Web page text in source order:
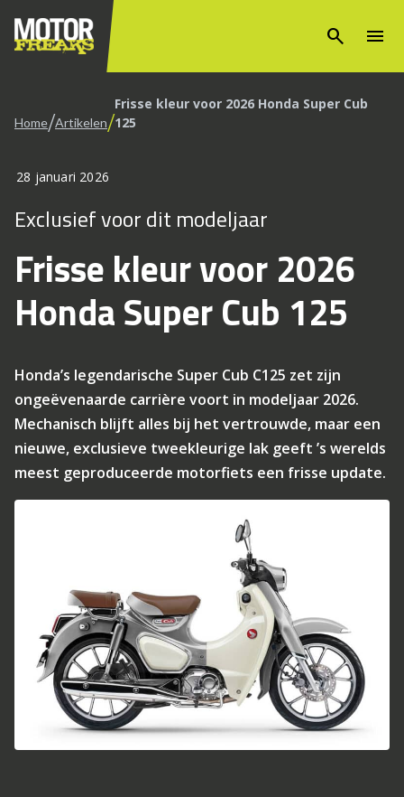
search menu
Home/Artikelen/Frisse kleur voor 2026 Honda Super Cub
125
28 januari 2026
Exclusief voor dit modeljaar
Frisse kleur voor 2026
Honda Super Cub 125
Honda’s legendarische Super Cub C125 zet zijn
ongeëvenaarde carrière voort in modeljaar 2026.
Mechanisch blijft alles bij het vertrouwde, maar een
nieuwe, exclusieve tweekleurige lak geeft ’s werelds
meest geproduceerde motorfiets een frisse update.